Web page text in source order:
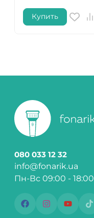
Купить
080 033 12 32
info@fonarik.ua
Пн-Вс 09:00 - 18:00